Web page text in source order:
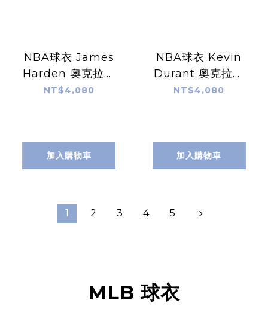
NBA球衣 James
Harden 奧克拉荷
馬雷霆白
NT$4,080
加入購物車
NBA球衣 Kevin
Durant 奧克拉荷
馬雷霆白
NT$4,080
加入購物車
1 2 3 4 5
MLB 球衣